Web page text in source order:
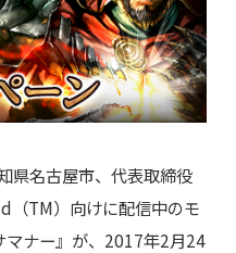
県名古屋市、代表取締役
TM）向けに配信中のモ
マナー』が、2017年2月24